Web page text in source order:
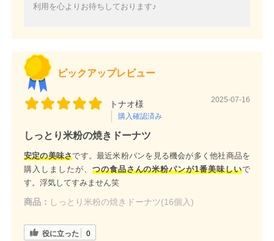
利用を心よりお待ちしております♪
ピックアップレビュー
トナオ様
購入確認済み
2025-07-16
しっとり米粉の焼きドーナツ
安定の美味さです。最近米粉パンを見る機会が多く他社商品を
購入しましたが、 つの食品さんの米粉パンが1番美味しいで
す。浮気してすみません笑
商品： しっとり米粉の焼きドーナツ(16個入)
役に立った 0